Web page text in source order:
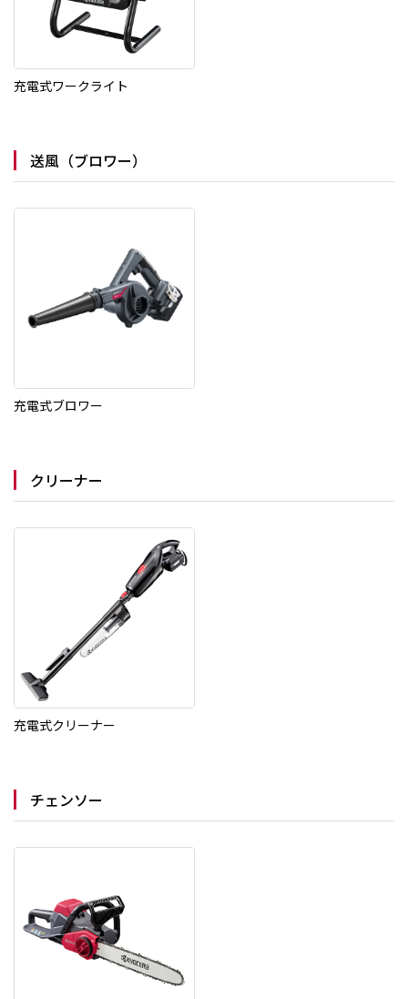
充電式ワークライト
送風（ブロワー）
充電式ブロワー
クリーナー
充電式クリーナー
チェンソー